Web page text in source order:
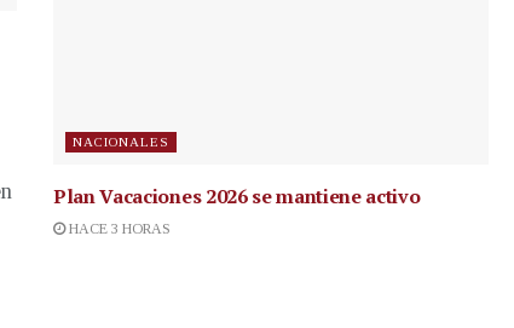
NACIONALES
Plan Vacaciones 2026 se mantiene activo
HACE 3 HORAS